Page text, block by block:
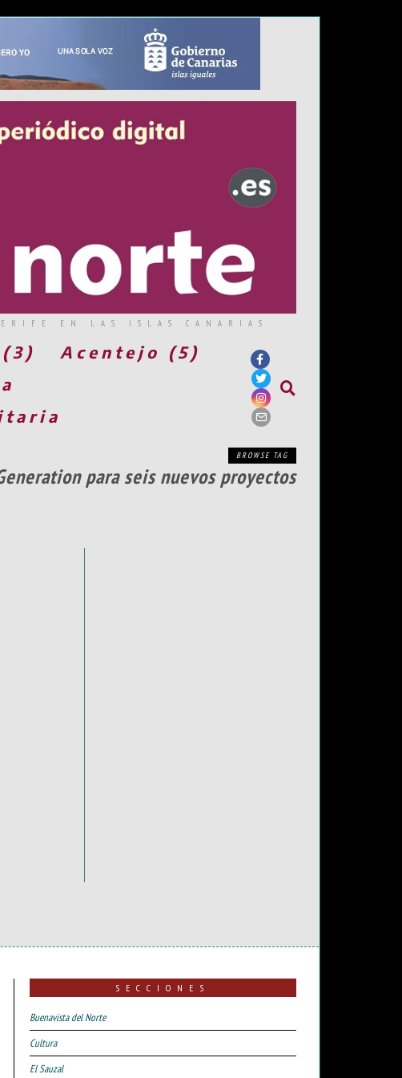
EN LAS ISLAS CANARIAS
Acentejo (5)
BROWSE TAG
para seis nuevos proyectos
SECCIONES
Buenavista del Norte
Cultura
El Sauzal